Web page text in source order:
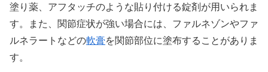
塗り薬、アフタッチのような貼り付ける錠剤が用いられま
す。また、関節症状が強い場合には、ファルネゾンやファ
ルネラートなどの軟膏を関節部位に塗布することがありま
す。